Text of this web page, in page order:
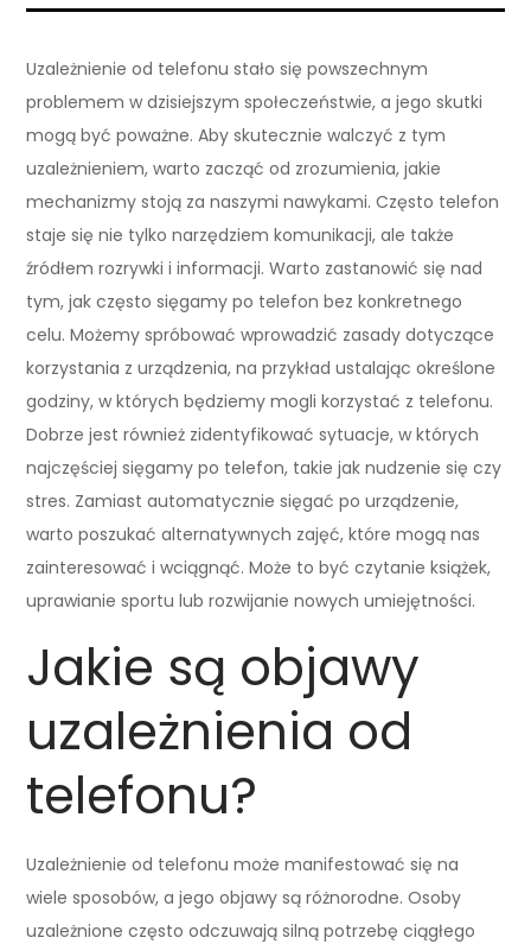
Uzależnienie od telefonu stało się powszechnym
problemem w dzisiejszym społeczeństwie, a jego skutki
mogą być poważne. Aby skutecznie walczyć z tym
uzależnieniem, warto zacząć od zrozumienia, jakie
mechanizmy stoją za naszymi nawykami. Często telefon
staje się nie tylko narzędziem komunikacji, ale także
źródłem rozrywki i informacji. Warto zastanowić się nad
tym, jak często sięgamy po telefon bez konkretnego
celu. Możemy spróbować wprowadzić zasady dotyczące
korzystania z urządzenia, na przykład ustalając określone
godziny, w których będziemy mogli korzystać z telefonu.
Dobrze jest również zidentyfikować sytuacje, w których
najczęściej sięgamy po telefon, takie jak nudzenie się czy
stres. Zamiast automatycznie sięgać po urządzenie,
warto poszukać alternatywnych zajęć, które mogą nas
zainteresować i wciągnąć. Może to być czytanie książek,
uprawianie sportu lub rozwijanie nowych umiejętności.
Jakie są objawy
uzależnienia od
telefonu?
Uzależnienie od telefonu może manifestować się na
wiele sposobów, a jego objawy są różnorodne. Osoby
uzależnione często odczuwają silną potrzebę ciągłego